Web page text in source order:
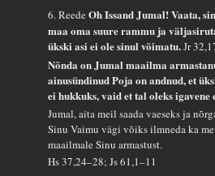
6. ReedeOh Issand Jumal! Vaata,
maa oma suure rammu ja
ükski asi ei ole sinul võimatu.Jr
Nõnda on Jumal maailma
ainusündinud Poja on andnud, et
ei hukkuks, vaid et tal oleks igavene
Jumal, aita meil saada vaeseks ja
Sinu Vaimu vägi võiks ilmneda ka
maailmale Sinu armastust.
Hs 37,24–28; Js 61,1–11